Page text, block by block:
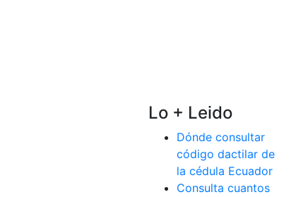
Lo + Leido
Dónde consultar
código dactilar de
la cédula Ecuador
Consulta cuantos